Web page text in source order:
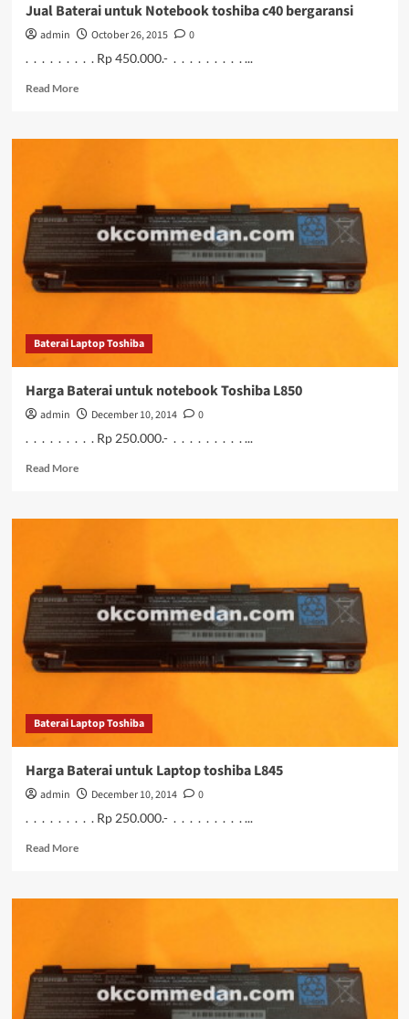
Jual Baterai untuk Notebook toshiba c40 bergaransi
admin October 26, 2015
0
. . . . . . . . . Rp 450.000.- . . . . . . . . . ...
Read MoreRead
Jual
toshiba
c40
bergaransi
Baterai Laptop Toshiba
Harga Baterai untuk notebook Toshiba L850
admin December 10, 2014
0
. . . . . . . . . Rp 250.000.- . . . . . . . . . ...
Read MoreRead
Harga
Toshiba
L850
Baterai Laptop Toshiba
Harga Baterai untuk Laptop toshiba L845
admin December 10, 2014
0
. . . . . . . . . Rp 250.000.- . . . . . . . . . ...
Read MoreRead
Harga
toshiba
L845